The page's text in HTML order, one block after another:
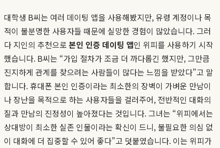
대학생 B씨는 여러 데이팅 앱을 사용해봤지만, 유령 계정이나 목
적이 불분명한 사용자들 때문에 실망한 경험이 많았습니다. 그러
다 지인의 추천으로 본인 인증 데이팅 앱인 위피를 사용하기 시작
했습니다. B씨는 “가입 절차가 조금 더 까다롭긴 했지만, 그만큼
진지하게 관계를 찾으려는 사람들이 많다는 느낌을 받았다”고 말
합니다. 휴대폰 본인 인증이라는 최소한의 장벽이 가벼운 만남이
나 장난을 목적으로 하는 사용자들을 걸러주어, 전반적인 대화의
질과 만남의 진정성이 높아졌다는 것입니다. 그녀는 “위피에서는
상대방이 최소한 실존 인물이라는 확신이 드니, 불필요한 의심 없
이 대화에 더 집중할 수 있어 좋다”고 덧붙였습니다. 이는 위피가